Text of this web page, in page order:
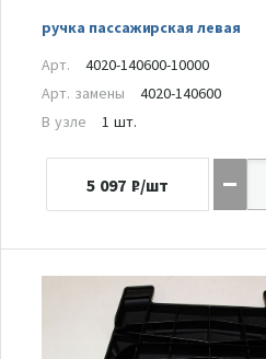
ручка пассажирская левая
Арт.
4020-140600-10000
Арт. замены
4020-140600
В узле
1 шт.
5 097 ₽/шт